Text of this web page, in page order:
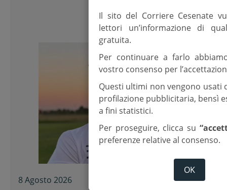
8 Agosto 2026
Il sito del Corriere Cesenate
lettori un’informazione di
gratuita.
Per continuare a farlo
vostro consenso per
Questi ultimi non vengono usati
profilazione pubblicitaria, bensì
a fini statistici.
Per proseguire, clicca su
preferenze relative al consenso.
OK